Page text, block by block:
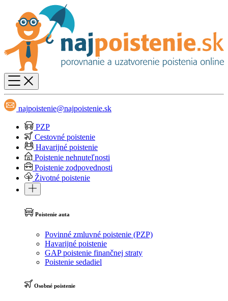
najpoistenie@najpoistenie.sk
PZP
Cestovné poistenie
Havarijné poistenie
Poistenie nehnuteľnosti
Poistenie zodpovednosti
Životné poistenie
Poistenie auta
Povinné zmluvné poistenie (PZP)
Havarijné poistenie
GAP poistenie finančnej straty
Poistenie sedadiel
Osobné poistenie